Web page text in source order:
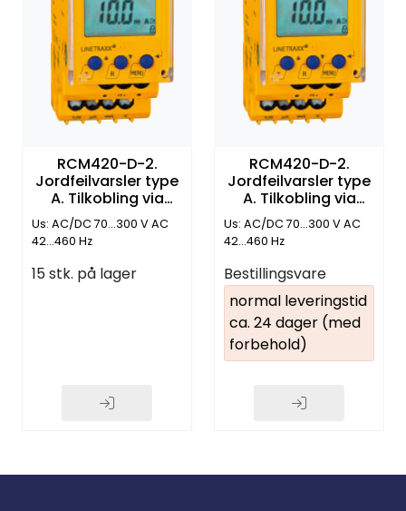
RCM420-D-2.
Jordfeilvarsler type
A. Tilkobling via
fjærklemmer
Us: AC/DC 70...300 V AC
42...460 Hz
15 stk. på lager
RCM420-D-2.
Jordfeilvarsler type
A. Tilkobling via
skruklemmer
Us: AC/DC 70...300 V AC
42...460 Hz
Bestillingsvare
normal leveringstid
ca. 24 dager (med
forbehold)